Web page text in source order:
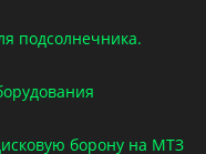
подсолнечника.
борону на МТЗ